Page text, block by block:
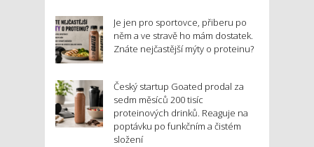
Je jen pro sportovce, přiberu po
něm a ve stravě ho mám dostatek.
Znáte nejčastější mýty o proteinu?
Český startup Goated prodal za
sedm měsíců 200 tisíc
proteinových drinků. Reaguje na
poptávku po funkčním a čistém
složení